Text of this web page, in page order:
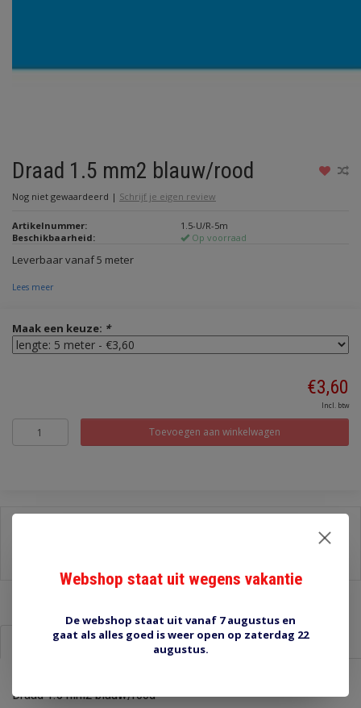
Draad 1.5 mm2 blauw/rood
Nog niet gewaardeerd | Schrijf je eigen review
Artikelnummer:
1.5-U/R-5m
Beschikbaarheid:
Op voorraad
Leverbaar vanaf 5 meter
Lees meer
Maak een keuze: *
€3,60
Incl. btw
Toevoegen aan winkelwagen
Informatie Reviews (0)
Draad 1.5 mm2 blauw/rood
Webshop staat uit wegens vakantie
De webshop staat uit vanaf 7 augustus en
gaat als alles goed is weer open op zaterdag 22
augustus.